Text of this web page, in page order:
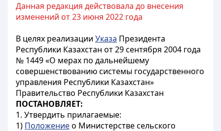
Данная редакция действовала до внесения
изменений от 23 июня 2022 года
В целях реализации Указа Президента
Республики Казахстан от 29 сентября 2004 года
№ 1449 «О мерах по дальнейшему
совершенствованию системы государственного
управления Республики Казахстан»
Правительство Республики Казахстан
ПОСТАНОВЛЯЕТ:
1. Утвердить прилагаемые:
1) Положениео Министерстве сельского